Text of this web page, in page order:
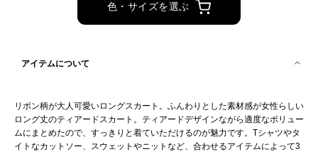
色・サイズを選ぶ
アイテムについて
リボン柄が大人可愛いロングスカート。ふんわりとした素材感が女性らしい
ロング丈のティアードスカート。ティアードデザインながら適度なボリュー
ムにまとめたので、すっきりと着ていただけるのが魅力です。Tシャツやタ
イトなカットソー、スウェットやニットなど、合わせるアイテムによって3